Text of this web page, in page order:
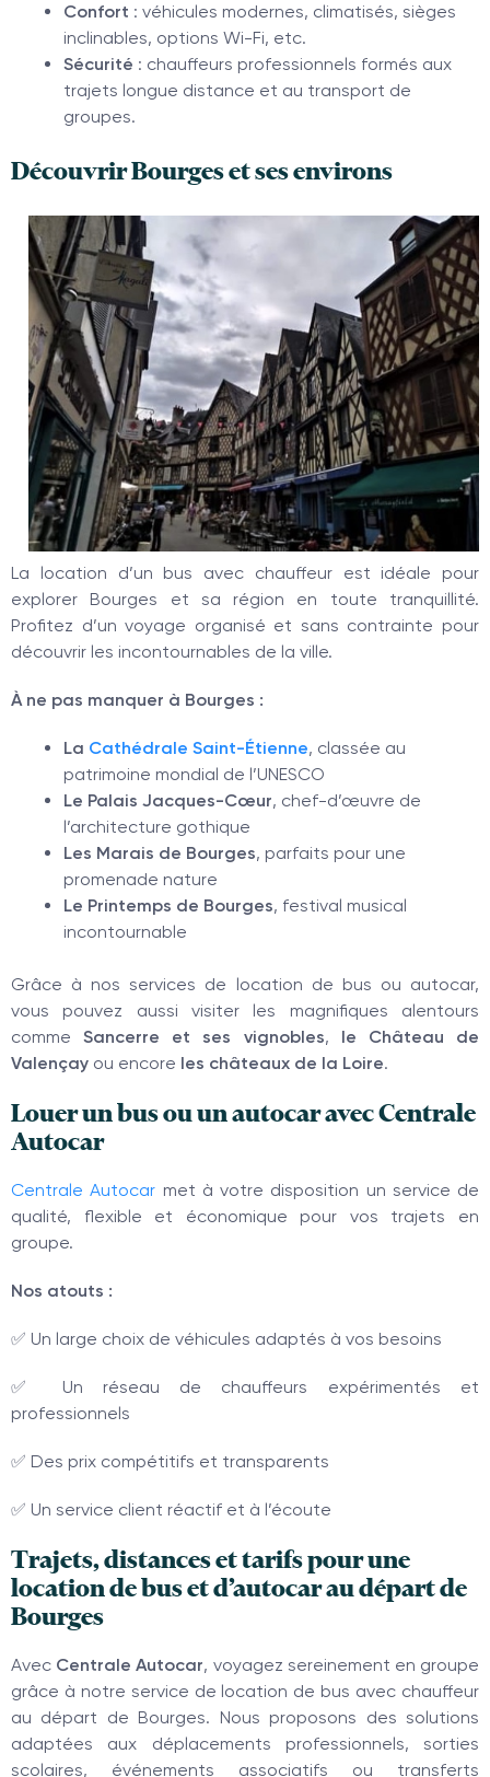
Confort : véhicules modernes, climatisés, sièges
inclinables, options Wi-Fi, etc.
Sécurité : chauffeurs professionnels formés aux
trajets longue distance et au transport de
groupes.
Découvrir Bourges et ses environs
La location d’un bus avec chauffeur est idéale pour
explorer Bourges et sa région en toute tranquillité.
Profitez d’un voyage organisé et sans contrainte pour
découvrir les incontournables de la ville.
À ne pas manquer à Bourges :
La Cathédrale Saint-Étienne, classée au
patrimoine mondial de l’UNESCO
Le Palais Jacques-Cœur, chef-d’œuvre de
l’architecture gothique
Les Marais de Bourges, parfaits pour une
promenade nature
Le Printemps de Bourges, festival musical
incontournable
Grâce à nos services de location de bus ou autocar,
vous pouvez aussi visiter les magnifiques alentours
commeSancerre et ses vignobles, le Château de
Valençay ou encore les châteaux de la Loire.
Louer un bus ou un autocar avec Centrale
Autocar
Centrale Autocar met à votre disposition un service de
qualité, flexible et économique pour vos trajets en
groupe.
Nos atouts :
✅ Un large choix de véhicules adaptés à vos besoins
✅ Un réseau de chauffeurs expérimentés et
professionnels
✅ Des prix compétitifs et transparents
✅ Un service client réactif et à l’écoute
Trajets, distances et tarifs pour une
location de bus et d’autocar au départ de
Bourges
Avec Centrale Autocar, voyagez sereinement en groupe
grâce à notre service de location de bus avec chauffeur
au départ de Bourges. Nous proposons des solutions
adaptées aux déplacements professionnels, sorties
scolaires, événements associatifs ou transferts